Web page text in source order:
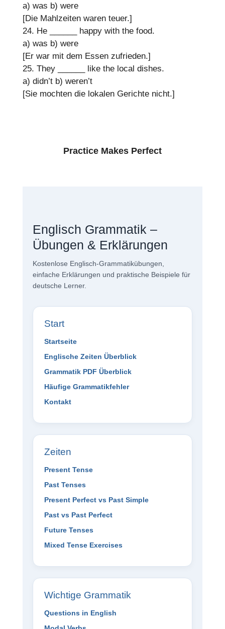
a) was b) were
[Die Mahlzeiten waren teuer.]
24. He
happy with the food.
a) was b) were
[Er war mit dem Essen zufrieden.]
25. They
like the local dishes.
a) didn’t b) weren’t
[Sie mochten die lokalen Gerichte nicht.]
Practice Makes Perfect
Englisch Grammatik –
Übungen & Erklärungen
Kostenlose Englisch-Grammatikübungen,
einfache Erklärungen und praktische Beispiele für
deutsche Lerner.
Start
Startseite
Englische Zeiten Überblick
Grammatik PDF Überblick
Häufige Grammatikfehler
Kontakt
Zeiten
Present Tense
Past Tenses
Present Perfect vs Past Simple
Past vs Past Perfect
Future Tenses
Mixed Tense Exercises
Wichtige Grammatik
Questions in English